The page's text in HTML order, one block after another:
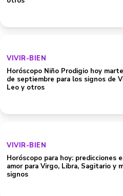
VIVIR-BIEN
Horóscopo Niño Prodigio hoy
de septiembre para los signos de
Leo y otros
VIVIR-BIEN
Horóscopo para hoy: predicciones
amor para Virgo, Libra, Sagitario y
signos